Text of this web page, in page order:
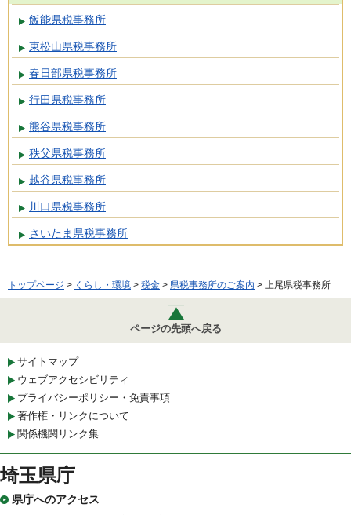
飯能県税事務所
東松山県税事務所
春日部県税事務所
行田県税事務所
熊谷県税事務所
秩父県税事務所
越谷県税事務所
川口県税事務所
さいたま県税事務所
トップページ > くらし・環境 > 税金 > 県税事務所のご案内 > 上尾県税事務所
ページの先頭へ戻る
サイトマップ
ウェブアクセシビリティ
プライバシーポリシー・免責事項
著作権・リンクについて
関係機関リンク集
埼玉県庁
県庁へのアクセス